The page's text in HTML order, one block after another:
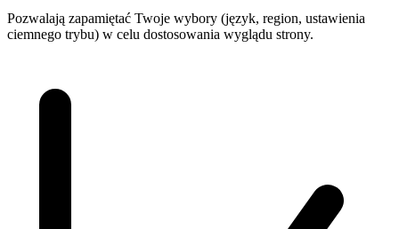
Pozwalają zapamiętać Twoje wybory (język, region, ustawienia
ciemnego trybu) w celu dostosowania wyglądu strony.